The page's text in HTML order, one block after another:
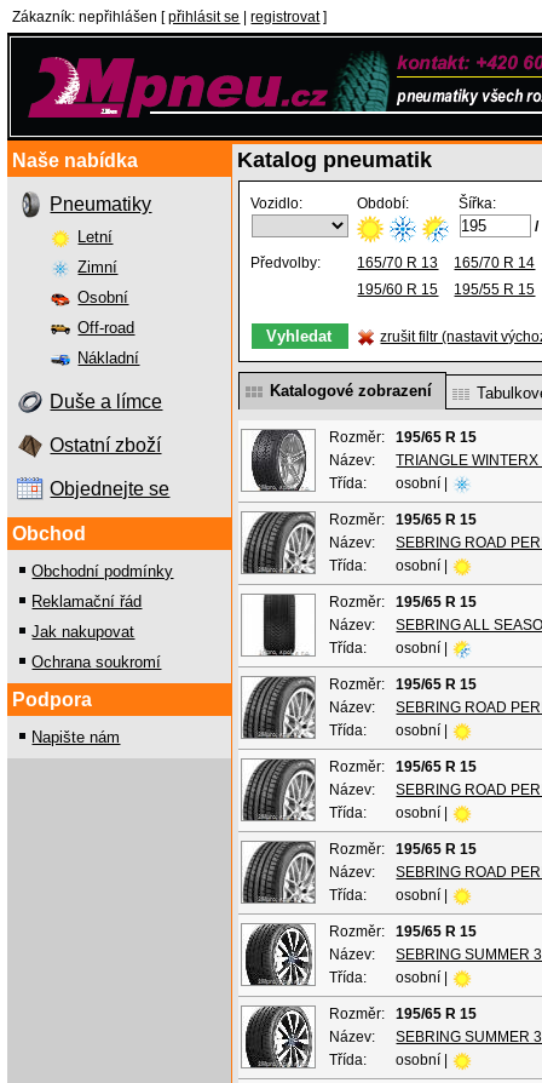
Zákazník: nepřihlášen [přihlásit se |registrovat]
Naše nabídka
Pneumatiky
Letní
Zimní
Osobní
Off-road
Nákladní
Duše a límce
Ostatní zboží
Objednejte se
Obchod
Obchodní podmínky
Reklamační řád
Jak nakupovat
Ochrana soukromí
Podpora
Napište nám
Katalog pneumatik
Vozidlo: Období:
Šířka:
/
Předvolby: 165/70 R 13
165/70 R 14
195/60 R 15
195/55 R 15
zrušit filtr (nastavit
Katalogové zobrazení
Rozměr:
195/65 R 15
Název:
TRIANGLE
Třída:
osobní |
Rozměr:
195/65 R 15
Název:
SEBRING ROAD
Třída:
osobní |
Rozměr:
195/65 R 15
Název:
SEBRING ALL
Třída:
osobní |
Rozměr:
195/65 R 15
Název:
SEBRING ROAD
Třída:
osobní |
Rozměr:
195/65 R 15
Název:
SEBRING ROAD
Třída:
osobní |
Rozměr:
195/65 R 15
Název:
SEBRING ROAD
Třída:
osobní |
Rozměr:
195/65 R 15
Název:
SEBRING SUMMER
Třída:
osobní |
Rozměr:
195/65 R 15
Název:
SEBRING SUMMER
Třída:
osobní |